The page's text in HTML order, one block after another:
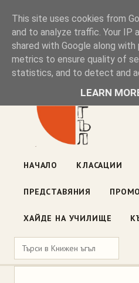
Книжен
Блог на книжарницата —
ул. „Оборище" 117, София·
НАЧАЛО КЛАСАЦИИ
ПРЕДСТАВЯНИЯ
ХАЙДЕ НА УЧИЛИЩЕ
This site uses cookies from
and to analyze traffic. Your IP
shared with Google along
metrics to ensure quality of
statistics, and to detect and
LEARN